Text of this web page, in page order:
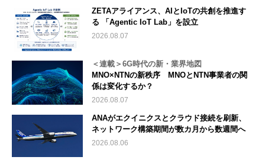
ZETAアライアンス、AIとIoTの共創を推進す
る 「Agentic IoT Lab」を設立
2026.08.07
＜連載＞6G時代の新・業界地図
MNO×NTNの新秩序 MNOとNTN事業者の関
係は変化するか？
2026.08.07
ANAがエクイニクスとクラウド接続を刷新、
ネットワーク構築期間が数カ月から数週間へ
2026.08.06